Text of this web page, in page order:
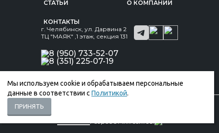
СТАТЬИ О КОМПАНИИ
КОНТАКТЫ
г. Челябинск, ул. Дарвина 2
ТЦ "МАЯК" ,1 этаж, секция 131
8 (950) 733-52-07
8 (351) 225-07-19
Политика обработки персональных данных
Мы используем cookie и обрабатываем персональные
данные в соответствии с Политикой.
ПРИНЯТЬ